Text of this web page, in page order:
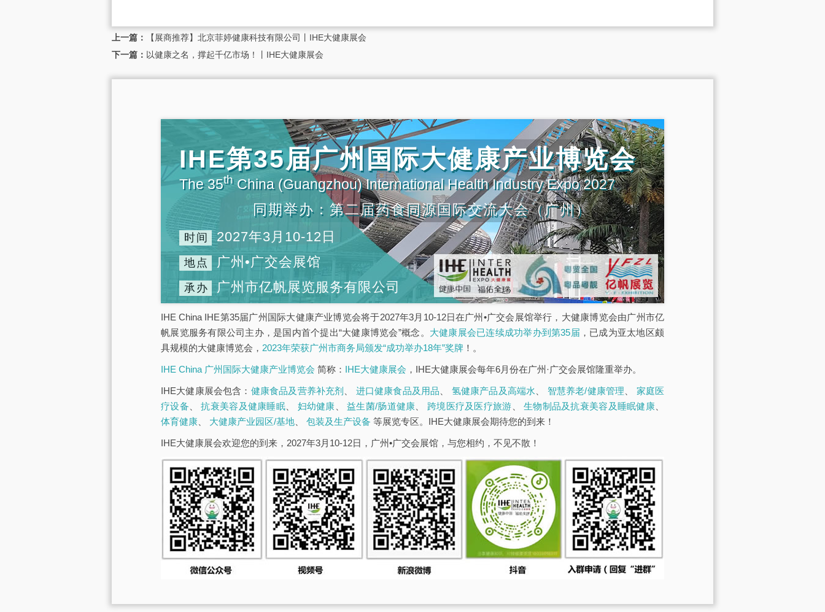
上一篇：
【展商推荐】北京菲婷健康科技有限公司丨IHE大健康展会
下一篇： 以健康之名，撑起千亿市场！丨IHE大健康展会
IHE第35届广州国际大健康产业博览会
The 35thChina (Guangzhou) International Health Industry Expo 2027
同期举办：第二届药食同源国际交流大会（广州）
时间 2027年3月10-12日
地点 广州•广交会展馆
承办 广州市亿帆展览服务有限公司
IHE China IHE第35届广州国际大健康产业博览会将于2027年3月10-12日在广州•广交会展馆举行，大健康博览会由广州市亿
帆展览服务有限公司主办，是国内首个提出“大健康博览会”概念。 大健康展会已连续成功举办到第35届 ，已成为亚太地区颇
具规模的大健康博览会， 2023年荣获广州市商务局颁发“成功举办18年”奖牌 ！。
IHE China 广州国际大健康产业博览会 简称： IHE大健康展会 ，IHE大健康展会每年6月份在广州·广交会展馆隆重举办。
IHE大健康展会包含： 健康食品及营养补充剂 进口健康食品及用品 氢健康产品及高端水 智慧养老/健康管理
家庭医
疗设备 、抗衰美容及健康睡眠、 妇幼健康 、益生菌/肠道健康 跨境医疗及医疗旅游 、生物制品及抗衰美容及睡眠健康
体育健康
大健康产业园区/基地 包装及生产设备 等展览专区。IHE大健康展会期待您的到来！
IHE大健康展会欢迎您的到来，2027年3月10-12日，广州•广交会展馆，与您相约，不见不散！